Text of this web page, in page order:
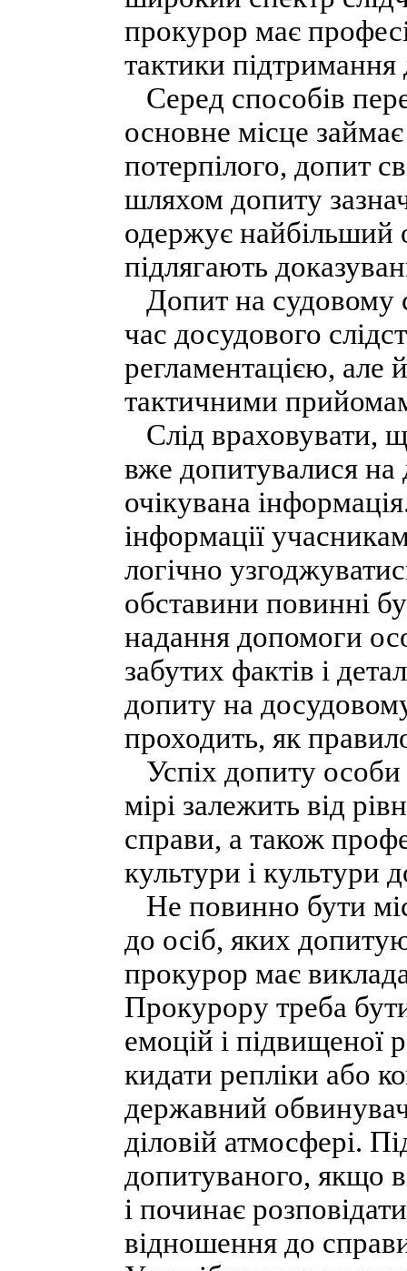
прокурор має
тактики
Серед способів
основне місце
потерпілого, допит
шляхом допиту
одержує найбільший
підлягають
Допит на судовому
час досудового
регламентацією,
тактичними
Слід враховувати,
вже допитувалися на
очікувана
інформації
логічно
обставини повинні
надання допомоги
забутих фактів і
допиту на
проходить, як
Успіх допиту
мірі залежить від
справи, а також
культури і культури
Не повинно бути
до осіб, яких
прокурор має
Прокурору треба
емоцій і підвищеної
кидати репліки або
державний
діловій атмосфері.
допитуваного, якщо
і починає
відношення до